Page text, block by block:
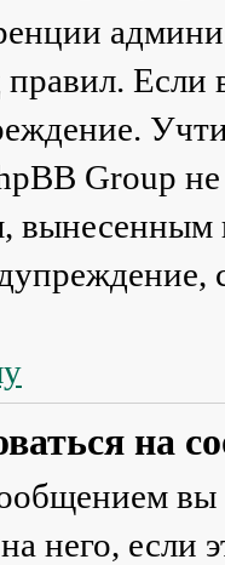
правил.
Group
на
вы
него, если